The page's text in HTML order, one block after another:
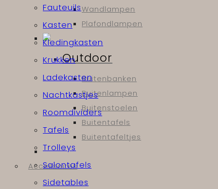
Wandlampen
Plafondlampen
Outdoor
Buitenbanken
Buitenlampen
Buitenstoelen
Buitentafels
Buitentafeltjes
Accessoires
Fauteuils
Kasten
Kledingkasten
Krukken
Ladekasten
Nachtkastjes
Roomdividers
Tafels
Trolleys
Salontafels
Sidetables